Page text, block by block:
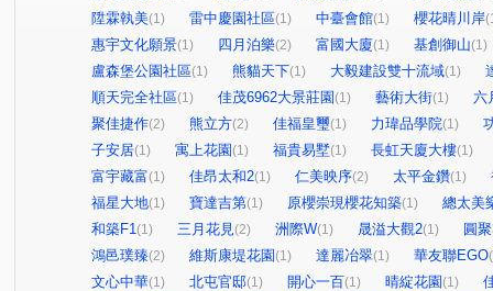
陞霖執美(1) 雷中慶園社區(1) 中臺會館(1) 櫻花晴川岸
惠宇文化願景(1) 四月泊樂(2) 富國大廈(1) 基創御山(1)
盧森堡公園社區(1) 熊貓天下(1) 大毅建設雙十流域(1)
順天完全社區(1) 佳茂6962大景莊園 (1) 藝術大街(1)
六
聚佳捷作(2) 熊立方(2) 佳福皇璽(1) 力瑋品學院(1)
子安居(1) 寓上花園 (1) 福貴易墅(1) 長虹天廈大樓(1)
富宇藏富(1) 佳昂太和2(1) 仁美映序(2) 太平金鑽(1)
福星大地(1) 寶達吉第(1) 原櫻崇現櫻花知築(1)
總太美
和築F1(1) 三月花見(2) 洲際W(1) 晟溢大觀2(1)
圓
鴻邑璞臻(2) 維斯康堤花園 (1) 達麗冶翠(1) 華友聯EGO
文心中華(1) 北屯官邸(1) 開心一百(1) 晴綻花園 (1)